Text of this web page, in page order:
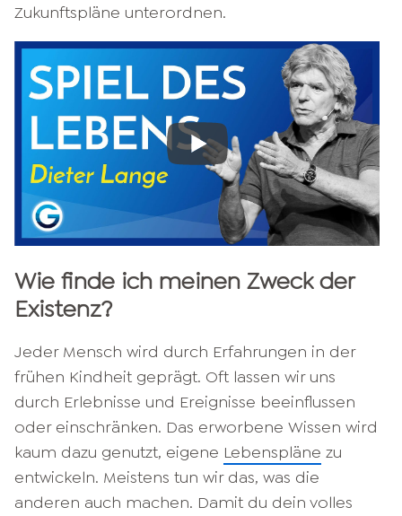
Zukunftspläne unterordnen.
Wie finde ich meinen Zweck der
Existenz?
Jeder Mensch wird durch Erfahrungen in der
frühen Kindheit geprägt. Oft lassen wir uns
durch Erlebnisse und Ereignisse beeinflussen
oder einschränken. Das erworbene Wissen wird
kaum dazu genutzt, eigene Lebenspläne zu
entwickeln. Meistens tun wir das, was die
anderen auch machen. Damit du dein volles